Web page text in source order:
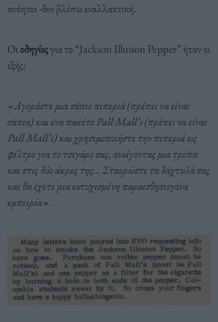
ανόητοι -δεν βλέπω εναλλακτική.
Οιοδηγίεςγια το “Jackson Illusion Pepper” ήταν οι
εξής:
«Αγοράστε μια σάπιο πιπεριά (πρέπει να είναι
σάπια) και ένα πακέτο Pall Mall’s (πρέπει να είναι
Pall Mall’s) και χρησιμοποιήστε την πιπεριά ως
φίλτρο για το τσιγάρο σας, ανοίγοντας μια τρύπα
και στις δύο άκρες της… Σταυρώστε τα δάχτυλά σας
και θα έχετε μια ευτυχισμένη παραισθησιογόνα
εμπειρία».